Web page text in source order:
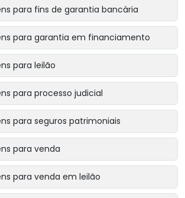
para fins de garantia bancária
para garantia em financiamento
para leilão
para processo judicial
para seguros patrimoniais
para venda
para venda em leilão